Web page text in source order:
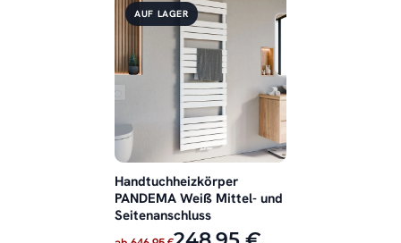
AUF LAGER
Handtuchheizkörper
PANDEMA Weiß Mittel- und
Seitenanschluss